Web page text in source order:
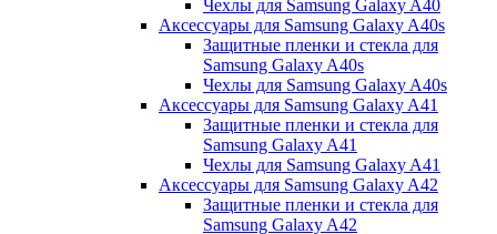
Чехлы для Samsung Galaxy A40
Аксессуары для Samsung Galaxy A40s
Защитные пленки и стекла для
Samsung Galaxy A40s
Чехлы для Samsung Galaxy A40s
Аксессуары для Samsung Galaxy A41
Защитные пленки и стекла для
Samsung Galaxy A41
Чехлы для Samsung Galaxy A41
Аксессуары для Samsung Galaxy A42
Защитные пленки и стекла для
Samsung Galaxy A42